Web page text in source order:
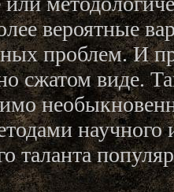
вероятные
проблем. И
сжатом виде.
таланта